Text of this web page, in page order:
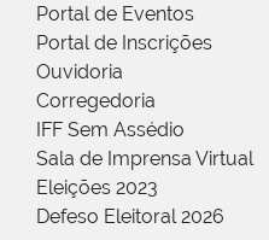
Portal de Eventos
Portal de Inscrições
Ouvidoria
Corregedoria
IFF Sem Assédio
Sala de Imprensa Virtual
Eleições 2023
Defeso Eleitoral 2026